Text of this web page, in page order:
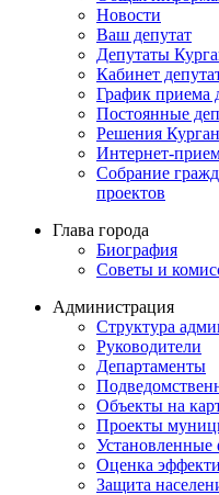
Новости
Ваш депутат
Депутаты
Кабинет
График приема
Постоянные
Решения
Интернет-
Собрание
проектов
Глава города
Биография
Советы и
Администрация
Структура
Руководители
Департаменты
Объекты на
Проекты
Оценка
Защита